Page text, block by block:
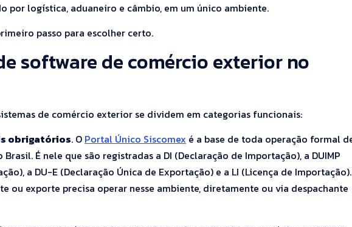
por logística, aduaneiro e câmbio, em um único ambiente.
passo para escolher certo.
software de comércio exterior no
de comércio exterior se dividem em categorias funcionais:
obrigatórios. O Portal Único Siscomex é a base de toda operação formal
É nele que são registradas a DI (Declaração de Importação), a DUIMP
a DU-E (Declaração Única de Exportação) e a LI (Licença de Importação).
ou exporte precisa operar nesse ambiente, diretamente ou via despachante